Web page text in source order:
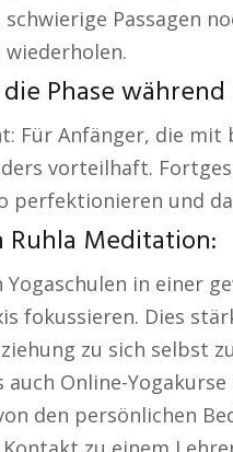
Passagen
Phase während
Für Anfänger, die
vorteilhaft.
perfektionieren und
Ruhla Meditation:
in einer
fokussieren. Dies
zu sich selbst
Online-
den persönlichen